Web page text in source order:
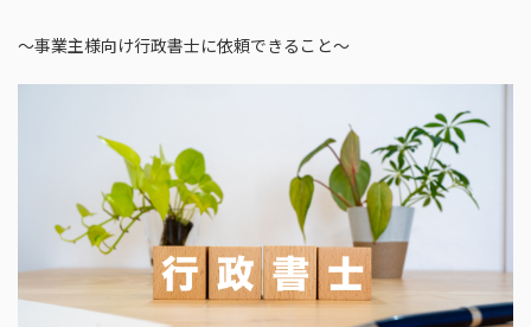
日
:
～事業主様向け行政書士に依頼できること～